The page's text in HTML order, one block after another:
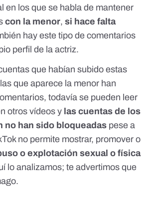
en los que se habla de mantener
con la menor, si hace falta
hay este tipo de comentarios
perfil de la actriz.
que habían subido estas
que aparece la menor han
todavía se pueden leer
otros vídeos y las cuentas de los
no han sido bloqueadas pese a
no permite mostrar, promover o
o explotación sexual o física
lo analizamos; te advertimos que